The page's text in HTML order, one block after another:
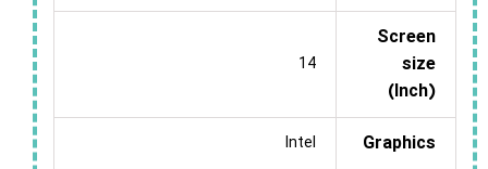
Screen
size
(Inch)
14
Graphics
Intel